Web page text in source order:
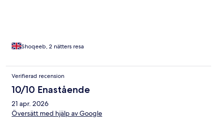
Shoqeeb, 2 nätters resa
Verifierad recension
10/10 Enastående
21 apr. 2026
Översätt med hjälp av Google